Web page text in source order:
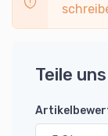
Teile